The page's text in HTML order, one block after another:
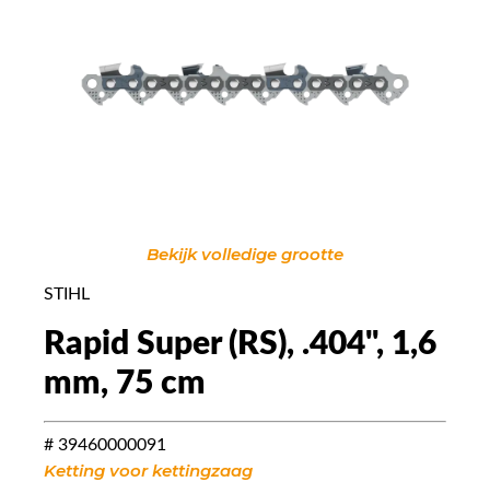
Bekijk volledige grootte
STIHL
Rapid Super (RS), .404", 1,6
mm, 75 cm
# 39460000091
Ketting voor kettingzaag